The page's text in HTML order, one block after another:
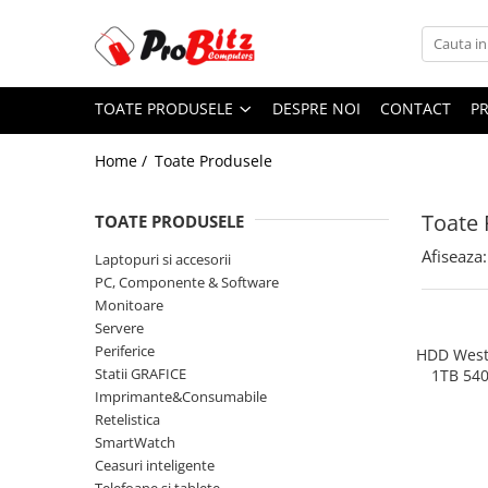
Toate Produsele
Laptopuri si accesorii
Laptopuri Second-hand
Componente NOI Laptop
Memorii laptop
Baterii laptop
Componente REFURBISHED Laptop
Hard Disk-uri Refurbished
Accesorii Laptop
Docking stations
TOATE PRODUSELE DESPRE NOI CONTACT
Home / Toate Produsele
Toate
TOATE PRODUSELE
Laptopuri si accesorii
PC, Componente & Software
Monitoare
Servere
Periferice
Statii GRAFICE
Imprimante&Consumabile
Retelistica
SmartWatch
Ceasuri inteligente
Afiseaza:
HDD
1TB